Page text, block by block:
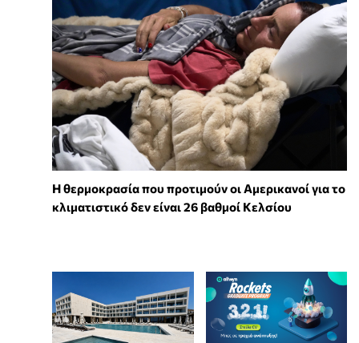
Η θερμοκρασία που προτιμούν οι Αμερικανοί για το
κλιματιστικό δεν είναι 26 βαθμοί Κελσίου